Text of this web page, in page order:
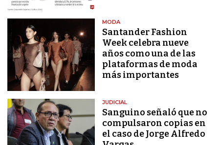
MODA
Santander Fashion
Week celebra nueve
años como una de las
plataformas de moda
más importantes
JUDICIAL
Sanguino señaló que no
compulsaron copias en
el caso de Jorge Alfredo